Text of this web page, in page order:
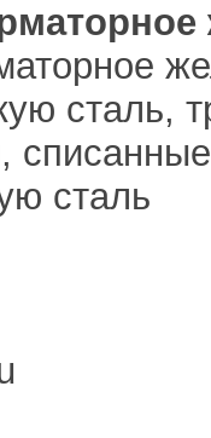
сталь,
сталь